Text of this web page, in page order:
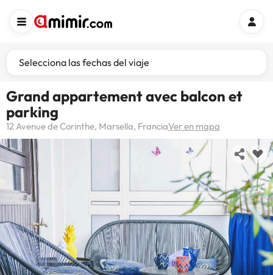
Selecciona las fechas del viaje
Grand appartement avec balcon et
parking
12 Avenue de Corinthe, Marsella, FranciaVer en mapa